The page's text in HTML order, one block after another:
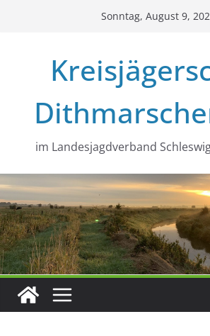
Sonntag, August 9,
im Landesjagdverband